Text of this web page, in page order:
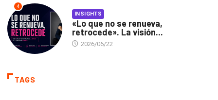
4
INSIGHTS
«Lo que no se renueva,
retrocede». La visión...
2026/06/22
TAGS